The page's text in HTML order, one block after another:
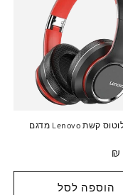
אוזניות בלוטוס קשת Lenovo מדגם
הוספה לסל